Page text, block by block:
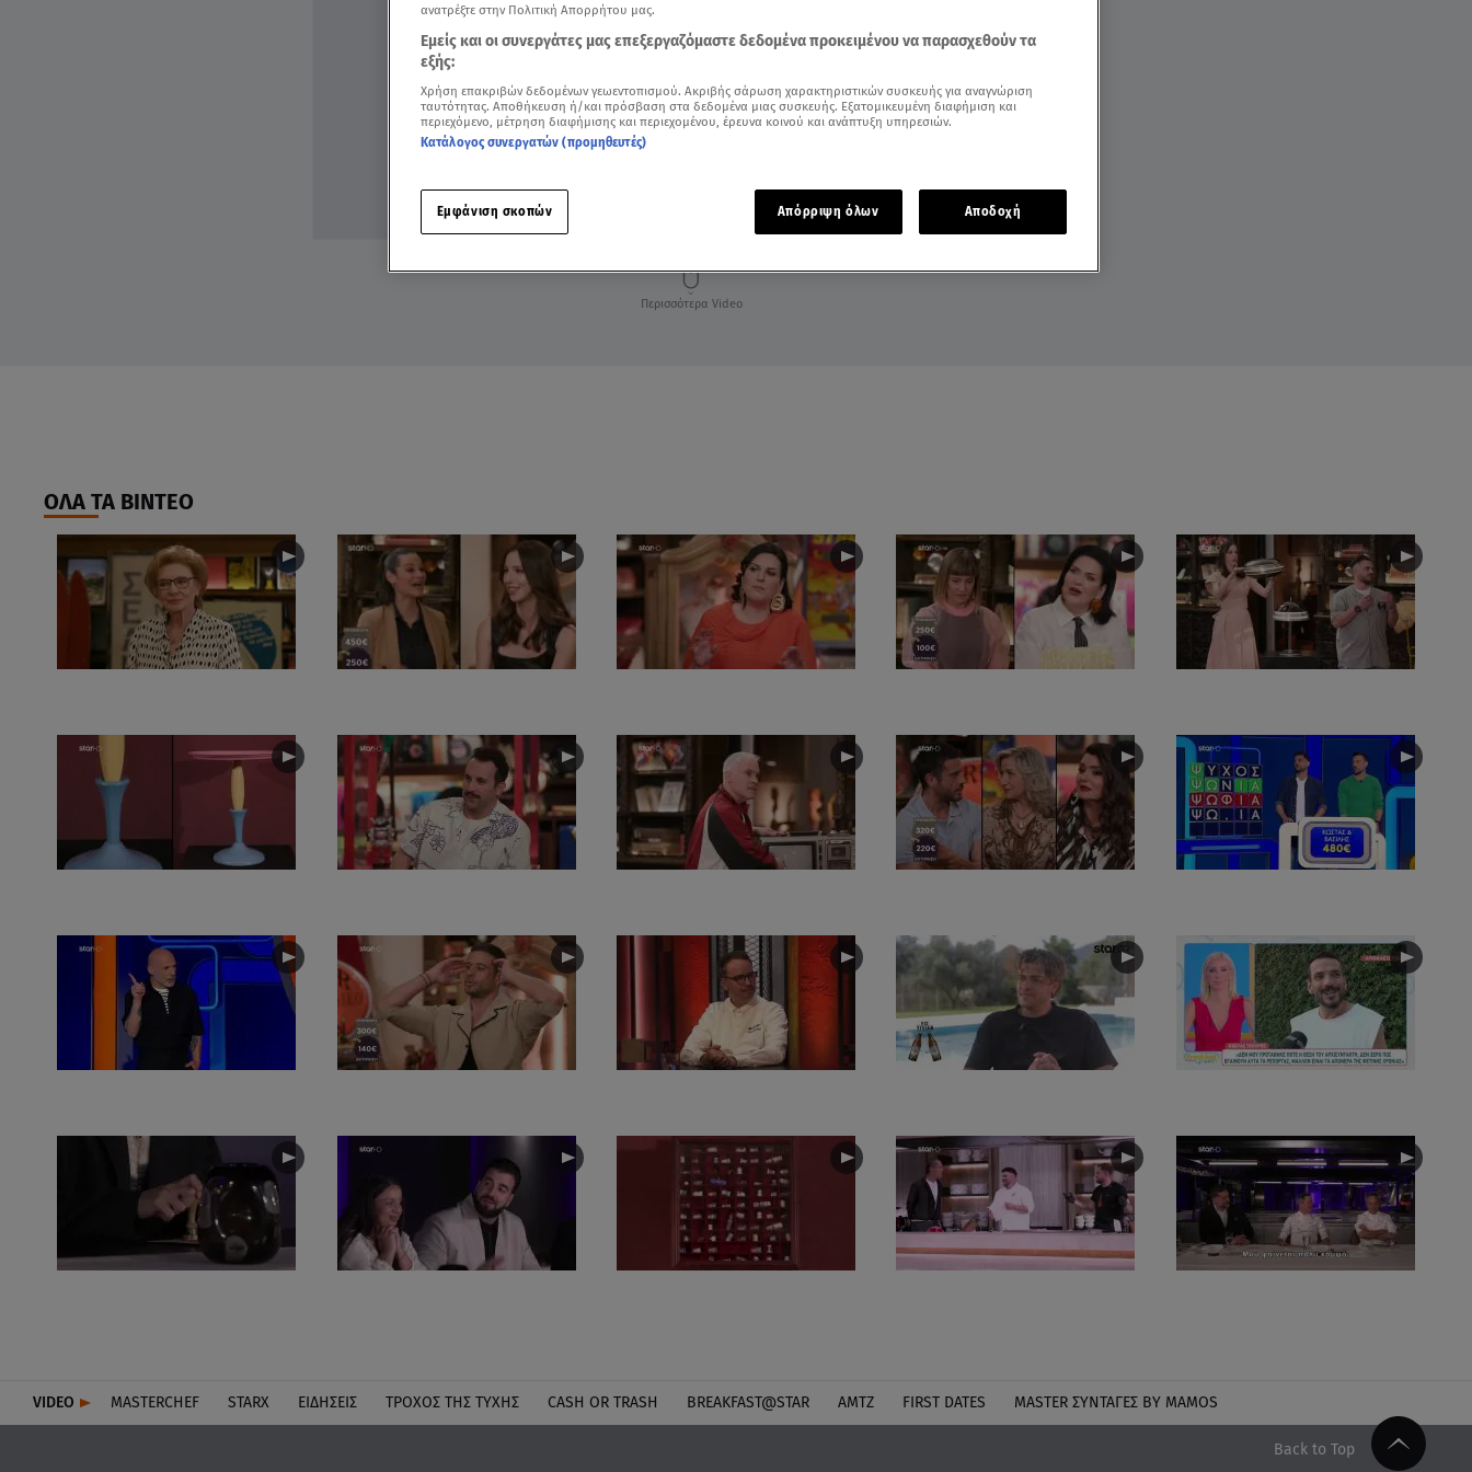
Περισσότερα Video
ΟΛΑ ΤΑ ΒΙΝΤΕΟ
VIDEO MASTERCHEF STARX ΕΙΔΉΣΕΙΣ ΤΡΟΧΌΣ ΤΗΣ ΤΎΧΗΣ CASH OR TRASH BREAKFAST@STAR ΑΜΤΖ FIRST DATES MASTER ΣΥΝΤΑΓΈΣ BY MAMOS
Back to Top
ανατρέξτε στην Πολιτική Απορρήτου μας.
Εμείς και οι συνεργάτες μας επεξεργαζόμαστε δεδομένα προκειμένου να παρασχεθούν τα
εξής:
Χρήση επακριβών δεδομένων γεωεντοπισμού. Ακριβής σάρωση χαρακτηριστικών συσκευής για αναγνώριση
ταυτότητας. Αποθήκευση ή/και πρόσβαση στα δεδομένα μιας συσκευής. Εξατομικευμένη διαφήμιση και
περιεχόμενο, μέτρηση διαφήμισης και περιεχομένου, έρευνα κοινού και ανάπτυξη υπηρεσιών.
Κατάλογος συνεργατών (προμηθευτές)
Εμφάνιση σκοπών Απόρριψη όλων Αποδοχή